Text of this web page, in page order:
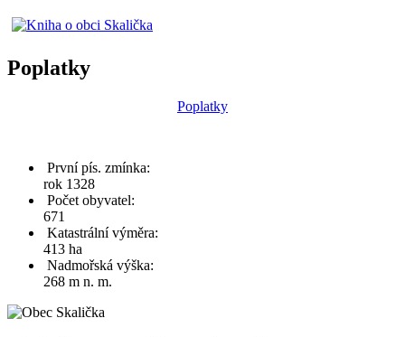
Poplatky
Poplatky
První pís. zmínka:
rok 1328
Počet obyvatel:
671
Katastrální výměra:
413 ha
Nadmořská výška:
268 m n. m.